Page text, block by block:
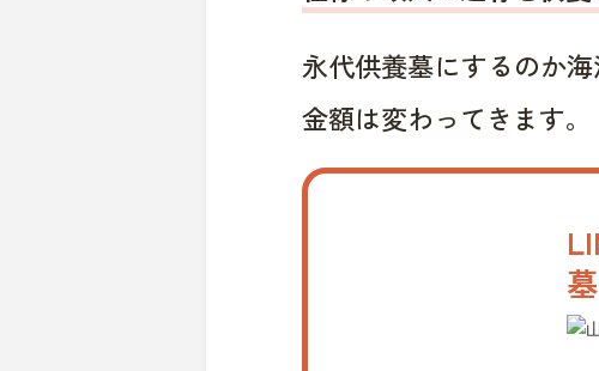
永代供養墓にするのか
金額は変わってきます。